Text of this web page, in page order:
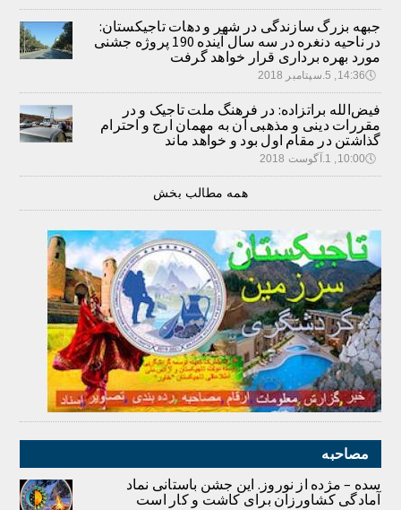
جبهه بزرگ سازندگی در شهر و دهات تاجیکستان:
در ناحیه دنغره در سه سال آینده 190 پروژه جشنی
مورد بهره برداری قرار خواهد گرفت
🕔14:36, 5.سپتامبر 2018
فیض‌الله براتزاده: در فرهنگ ملت تاجیک و در
مقررات دینی و مذهبی آن به مهمان ارج و احترام
گذاشتن در مقام اول بود و خواهد ماند
🕔10:00, 1.آگوست 2018
همه مطالب بخش
مصاحبه
سده – مژده از نوروز. این جشن باستانی نماد
آمادگی کشاورزان برای کاشت و کار است